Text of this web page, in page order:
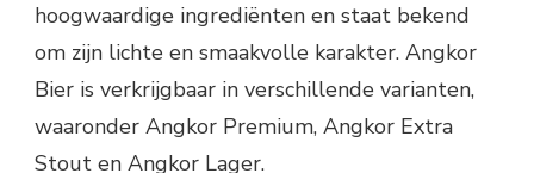
hoogwaardige ingrediënten en staat bekend
om zijn lichte en smaakvolle karakter. Angkor
Bier is verkrijgbaar in verschillende varianten,
waaronder Angkor Premium, Angkor Extra
Stout en Angkor Lager.